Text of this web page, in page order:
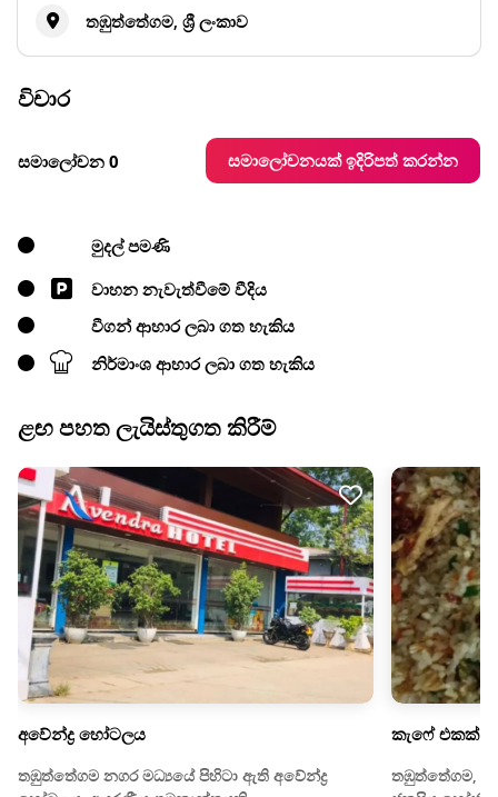
තඹුත්තේගම, ශ්‍රී ලංකාව
විචාර
සමාලෝචන 0 සමාලෝචනයක් ඉදිරිපත් කරන්න
මුදල් පමණි
වාහන නැවැත්වීමේ වීදිය
වීගන් ආහාර ලබා ගත හැකිය
නිර්මාංශ ආහාර ලබා ගත හැකිය
ළඟ පහත ලැයිස්තුගත කිරීම්
අවේන්ද්‍ර හෝටලය
තඹුත්තේගම නගර මධ්‍යයේ පිහිටා ඇති අවේන්ද්‍ර
කැෆේ එකක්
තඹුත්තේගම,